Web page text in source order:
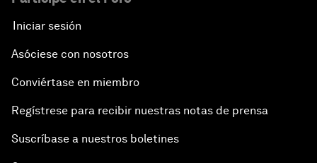
Iniciar sesión
Asóciese con nosotros
Conviértase en miembro
Regístrese para recibir nuestras notas de prensa
Suscríbase a nuestros boletines